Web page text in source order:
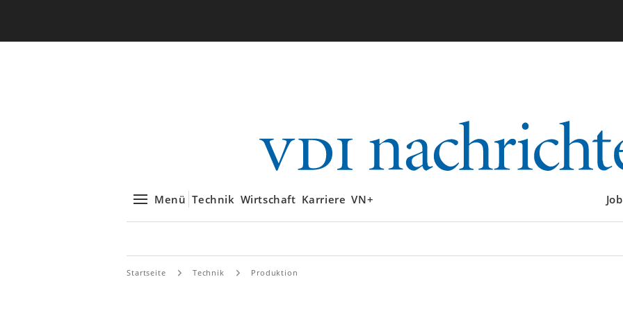
Menü Technik Wirtschaft Karriere VN+
Startseite Technik Produktion